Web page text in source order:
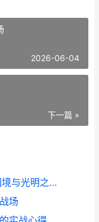
2026-06-04
下一篇 »
我的世界失明怎么消除,探索黑暗困境与光明之道,副标题,资深玩家的生存哲学
场